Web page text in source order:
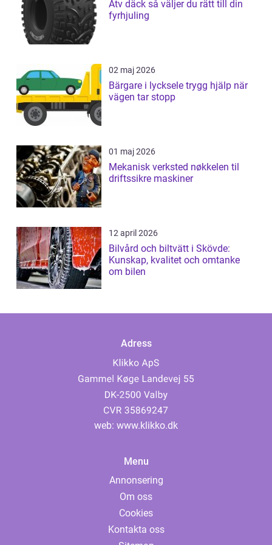
Atv däck så väljer du rätt till din
fyrhjuling
02 maj 2026
Bärgare i lycksele trygg hjälp när
vägen tar stopp
01 maj 2026
Mekanisk verksted nøkkelen til
driftssikre maskiner
12 april 2026
Bilvård och biltvätt i Skövde:
Kunskap, kvalitet och omtanke
om bilen
Adress
web: www.klikko.dk
Menu
Annonsering
Om oss
Cookies
Kontakta oss